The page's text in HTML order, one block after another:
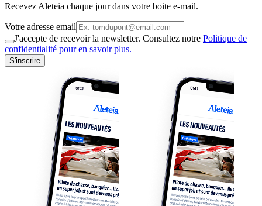
Recevez Aleteia chaque jour dans votre boite e-mail.
Votre adresse email
J'accepte de recevoir la newsletter. Consultez notre Politique de
confidentialité pour en savoir plus.
S'inscrire